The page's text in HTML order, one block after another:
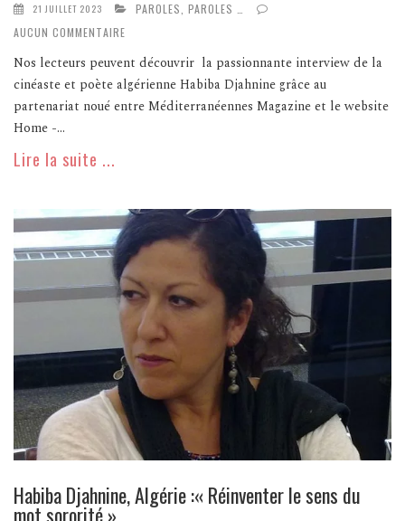
21 JUILLET 2023
PAROLES, PAROLES …
AUCUN COMMENTAIRE
Nos lecteurs peuvent découvrir la passionnante interview de la
cinéaste et poète algérienne Habiba Djahnine grâce au
partenariat noué entre Méditerranéennes Magazine et le website
Home -...
Lire la suite ...
Habiba Djahnine, Algérie :« Réinventer le sens du
mot sororité »